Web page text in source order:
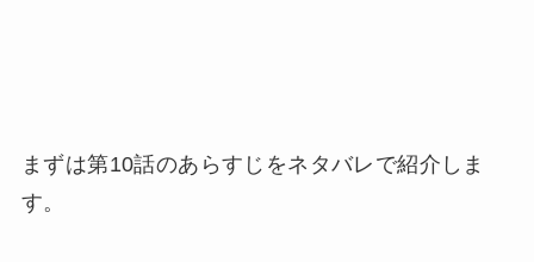
まずは第10話のあらすじをネタバレで紹介しま
す。